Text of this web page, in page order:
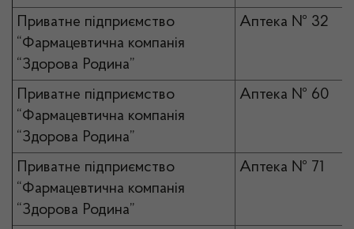
Приватне підприємство
“Фармацевтична компанія
“Здорова Родина”
Аптека № 32
Приватне підприємство
“Фармацевтична компанія
“Здорова Родина”
Аптека № 60
Приватне підприємство
“Фармацевтична компанія
“Здорова Родина”
Аптека № 71